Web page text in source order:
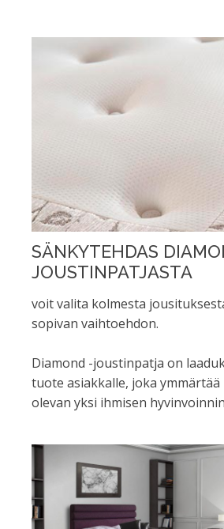
SÄNKYTEHDAS
JOUSTINPATJASTA
voit valita kolmesta
sopivan vaihtoehdon.
Diamond -joustinpatja on
tuote asiakkalle, joka
olevan yksi ihmisen